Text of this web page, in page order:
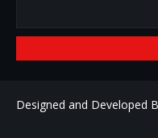
Designed and Developed